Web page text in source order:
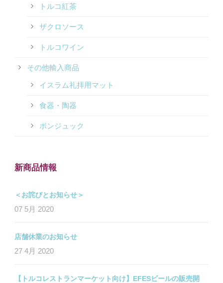
トルコ紅茶
ザクロソース
トルコワイン
その他輸入商品
イスラム礼拝用マット
食器・陶器
ボンジュック
新商品情報
＜お詫びとお知らせ＞
07 5月 2020
店舗休業のお知らせ
27 4月 2020
【トルコレストランマーケット向け】EFESビールの販売開